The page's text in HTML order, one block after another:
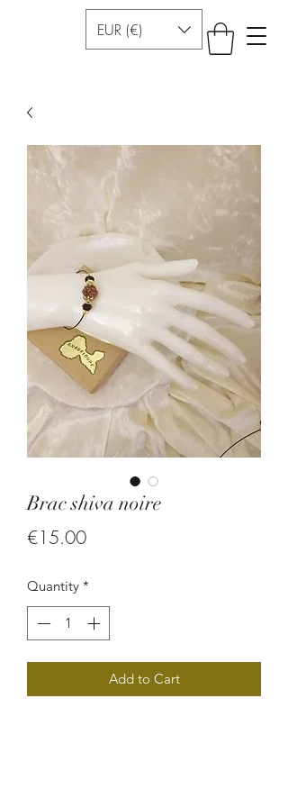
EUR (€)
Brac shiva noire
€15.00Price
Quantity *
Add to Cart